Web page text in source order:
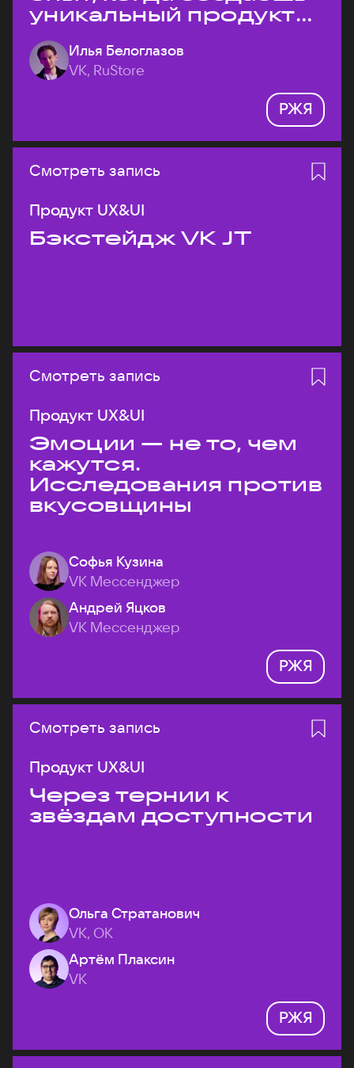
уникальный продукт
на рынке?
Илья Белоглазов
VK, RuStore
РЖЯ
Смотреть запись
Продукт UX&UI
Бэкстейдж VK JT
Смотреть запись
Продукт UX&UI
Эмоции — не то, чем
кажутся.
Исследования против
вкусовщины
Софья Кузина
VK Мессенджер
Андрей Яцков
VK Мессенджер
РЖЯ
Смотреть запись
Продукт UX&UI
Через тернии к
звёздам доступности
Ольга Стратанович
VK, ОК
Артём Плаксин
VK
РЖЯ